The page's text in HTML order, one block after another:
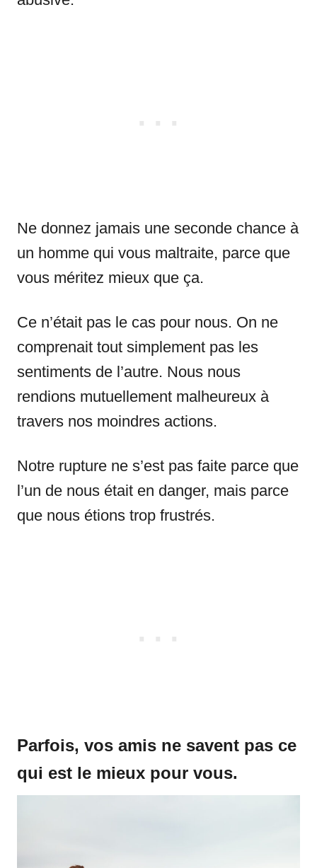
Ne donnez jamais une seconde chance à
un homme qui vous maltraite, parce que
vous méritez mieux que ça.
Ce n’était pas le cas pour nous. On ne
comprenait tout simplement pas les
sentiments de l’autre. Nous nous
rendions mutuellement malheureux à
travers nos moindres actions.
Notre rupture ne s’est pas faite parce que
l’un de nous était en danger, mais parce
que nous étions trop frustrés.
Parfois, vos amis ne savent pas ce
qui est le mieux pour vous.